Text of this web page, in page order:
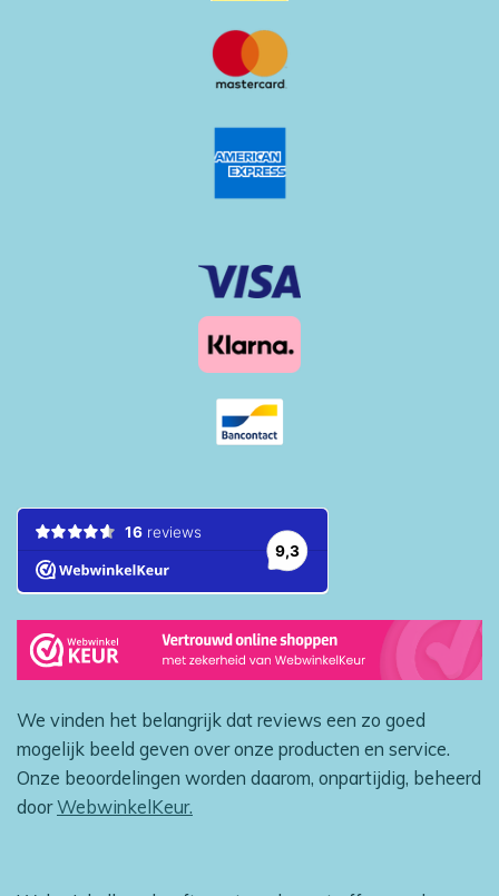
We vinden het belangrijk dat reviews een zo goed
mogelijk beeld geven over onze producten en service.
Onze beoordelingen worden daarom, onpartijdig, beheerd
doorWebwinkelKeur.